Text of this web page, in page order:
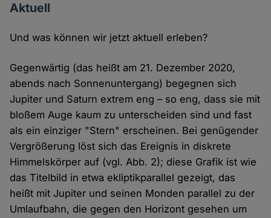
Aktuell
Und was können wir jetzt aktuell erleben?
Gegenwärtig (das heißt am 21. Dezember 2020,
abends nach Sonnenuntergang) begegnen sich
Jupiter und Saturn extrem eng – so eng, dass sie mit
bloßem Auge kaum zu unterscheiden sind und fast
als ein einziger "Stern" erscheinen. Bei genügender
Vergrößerung löst sich das Ereignis in diskrete
Himmelskörper auf (vgl. Abb. 2); diese Grafik ist wie
das Titelbild in etwa ekliptikparallel gezeigt, das
heißt mit Jupiter und seinen Monden parallel zu der
Umlaufbahn, die gegen den Horizont gesehen um